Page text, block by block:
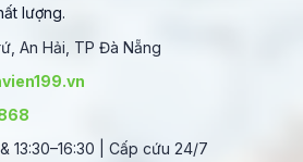
lượng.
An Hải, TP Đà Nẵng
13:30–16:30 | Cấp cứu 24/7